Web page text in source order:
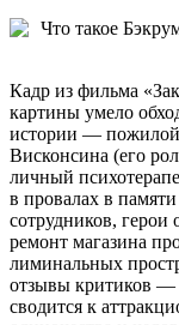
Кадр из фильма
картины умело
истории — пожилой
Висконсина (его
личный
в провалах в
сотрудников, герои
ремонт магазина
лиминальных
отзывы критиков —
сводится к